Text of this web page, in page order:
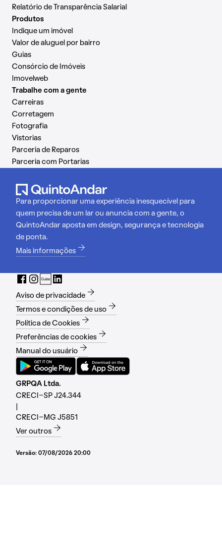
Relatório de Transparência Salarial
Produtos
Indique um imóvel
Valor de aluguel por bairro
Guias
Consórcio de Imóveis
Imovelweb
Trabalhe com a gente
Carreiras
Corretagem
Fotografia
Vistorias
Parceria de Reparos
Parceria com Portarias
Para proporcionar uma experiência inesquecível para
quem precisa de um lar ou anuncia com a gente, o
QuintoAndar aposta em design, segurança e tecnologia
de ponta.
Mais informações
Aviso de privacidade
Termos e condições de uso
Política de Cookies
Preferências de cookies
Manual do usuário
GRPQA Ltda.
CRECI-SP J24.344
CRECI-MG J5851
Ver outros
Versão: 07/08/2026 20:00